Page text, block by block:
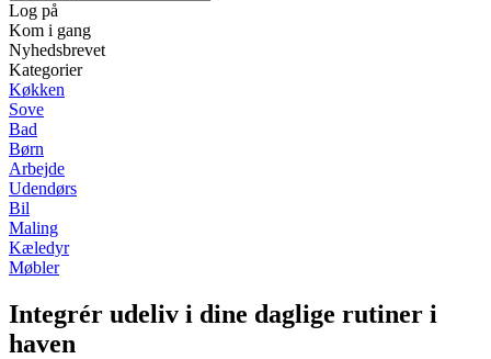
Log på
Kom i gang
Nyhedsbrevet
Kategorier
Køkken
Sove
Bad
Børn
Arbejde
Udendørs
Bil
Maling
Kæledyr
Møbler
Integrér udeliv i dine daglige rutiner i
haven